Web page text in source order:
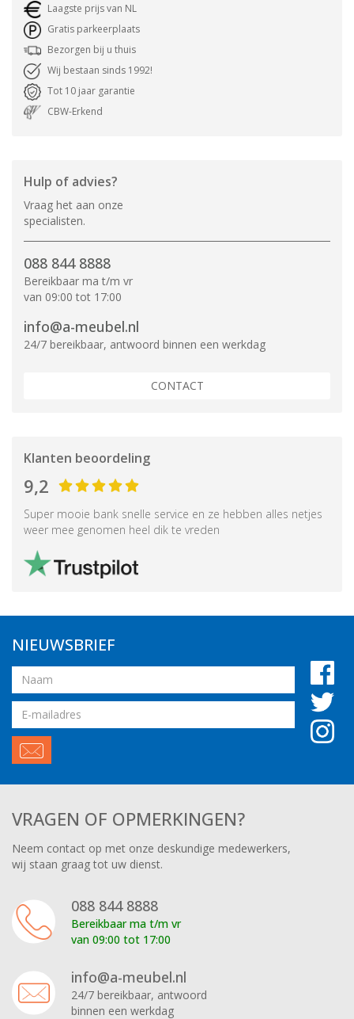
Laagste prijs van NL
Gratis parkeerplaats
Bezorgen bij u thuis
Wij bestaan sinds 1992!
Tot 10 jaar garantie
CBW-Erkend
Hulp of advies?
Vraag het aan onze
specialisten.
088 844 8888
Bereikbaar ma t/m vr
van 09:00 tot 17:00
info@a-meubel.nl
24/7 bereikbaar, antwoord binnen een werkdag
CONTACT
Klanten beoordeling
9,2
Super mooie bank snelle service en ze hebben alles netjes
weer mee genomen heel dik te vreden
NIEUWSBRIEF
Naam
Email
adres
VRAGEN OF OPMERKINGEN?
Neem contact op met onze deskundige medewerkers,
wij staan graag tot uw dienst.
088 844 8888
Bereikbaar ma t/m vr
van 09:00 tot 17:00
info@a-meubel.nl
24/7 bereikbaar, antwoord
binnen een werkdag